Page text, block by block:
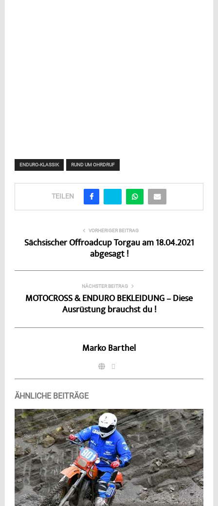
ENDURO-KLASSIK RUND UM OHRDRUF
TEILEN
VORHERIGER BEITRAG
Sächsischer Offroadcup Torgau am 18.04.2021
abgesagt !
NÄCHSTER BEITRAG
MOTOCROSS & ENDURO BEKLEIDUNG – Diese
Ausrüstung brauchst du !
Marko Barthel
ÄHNLICHE BEITRÄGE